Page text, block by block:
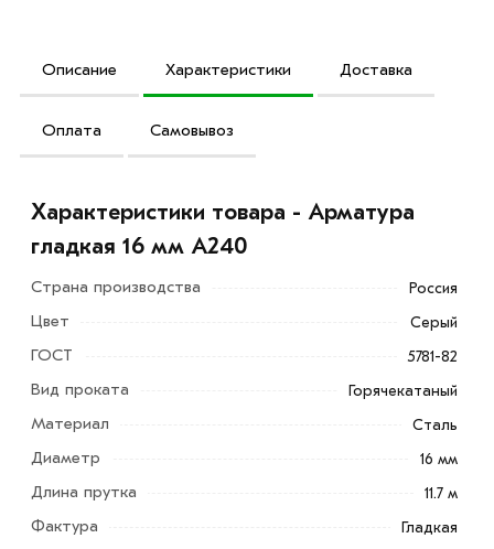
Описание Характеристики Доставка
Оплата Самовывоз
Характеристики товара - Арматура
гладкая 16 мм A240
Страна производства Россия
Цвет Серый
ГОСТ 5781-82
Вид проката Горячекатаный
Материал Сталь
Диаметр 16 мм
Длина прутка 11.7 м
Фактура Гладкая